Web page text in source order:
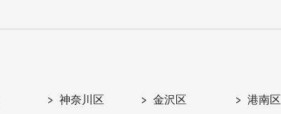
神奈川区 金沢区 港南区